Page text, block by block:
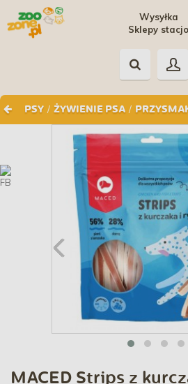
Wysyłka
Sklepy
PSY / ŻYWIENIE PSA /
MACED Strips z